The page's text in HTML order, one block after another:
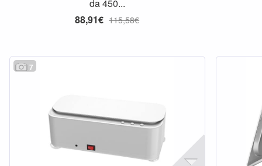
da 450...
88,91€ 115,58€
7